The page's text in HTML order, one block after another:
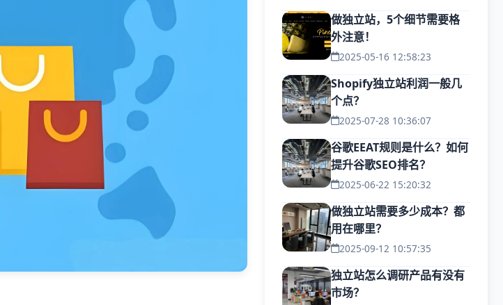
做独立站，5个细节需要格
外注意！
2025-05-16 12:58:23
Shopify独立站利润一般几
个点？
2025-07-28 10:36:07
谷歌EEAT规则是什么？如何
提升谷歌SEO排名？
2025-06-22 15:20:32
做独立站需要多少成本？都
用在哪里？
2025-09-12 10:57:35
独立站怎么调研产品有没有
市场？